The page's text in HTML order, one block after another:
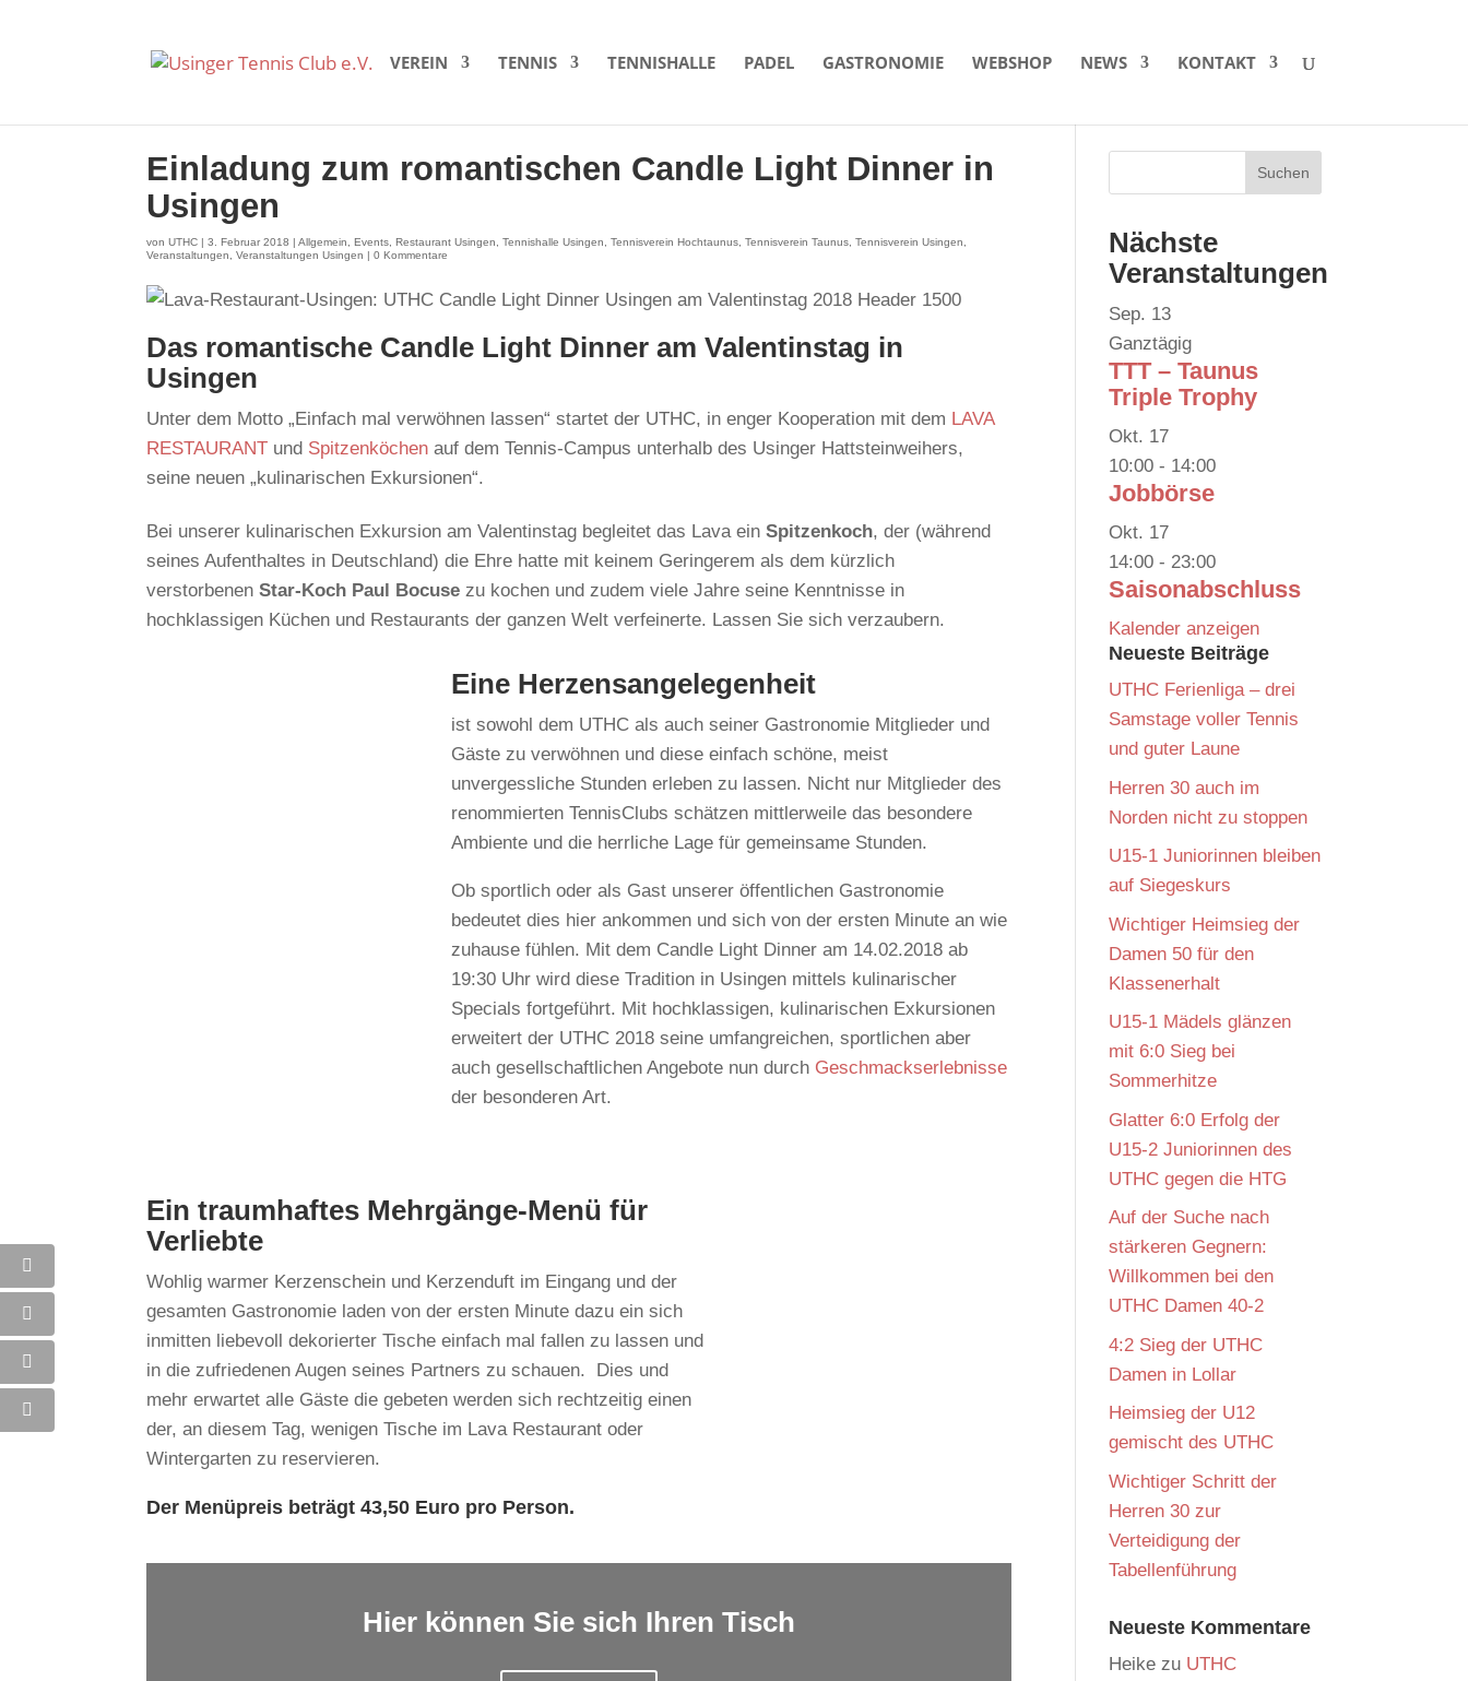
VEREIN TENNIS TENNISHALLE PADEL GASTRONOMIE WEBSHOP NEWS KONTAKT
Einladung zum romantischen Candle Light Dinner in
Usingen
vonUTHC |3. Februar 2018 |Allgemein ,Events ,Restaurant Usingen ,Tennishalle Usingen ,Tennisverein Hochtaunus ,Tennisverein Taunus ,Tennisverein Usingen
Veranstaltungen
,Veranstaltungen Usingen |0 Kommentare
Das romantische Candle Light Dinner am Valentinstag in
Usingen
Unter dem Motto „Einfach mal verwöhnen lassen“ startet der UTHC, in enger Kooperation mit dem LAVA
RESTAURANT und Spitzenköchen auf dem Tennis-Campus unterhalb des Usinger Hattsteinweihers,
seine neuen „kulinarischen Exkursionen“.
Bei unserer kulinarischen Exkursion am Valentinstag begleitet das Lava einSpitzenkoch, der (während
seines Aufenthaltes in Deutschland) die Ehre hatte mit keinem Geringerem als dem kürzlich
verstorbenenStar-Koch Paul Bocuse zu kochen und zudem viele Jahre seine Kenntnisse in
hochklassigen Küchen und Restaurants der ganzen Welt verfeinerte. Lassen Sie sich verzaubern.
Eine Herzensangelegenheit
ist sowohl dem UTHC als auch seiner Gastronomie Mitglieder und
Gäste zu verwöhnen und diese einfach schöne, meist
unvergessliche Stunden erleben zu lassen. Nicht nur Mitglieder des
renommierten TennisClubs schätzen mittlerweile das besondere
Ambiente und die herrliche Lage für gemeinsame Stunden.
Ob sportlich oder als Gast unserer öffentlichen Gastronomie
bedeutet dies hier ankommen und sich von der ersten Minute an wie
zuhause fühlen. Mit dem Candle Light Dinner am 14.02.2018 ab
19:30 Uhr wird diese Tradition in Usingen mittels kulinarischer
Specials fortgeführt. Mit hochklassigen, kulinarischen Exkursionen
erweitert der UTHC 2018 seine umfangreichen, sportlichen aber
auch gesellschaftlichen Angebote nun durch Geschmackserlebnisse
der besonderen Art.
Ein traumhaftes Mehrgänge-Menü für
Verliebte
Wohlig warmer Kerzenschein und Kerzenduft im Eingang und der
gesamten Gastronomie laden von der ersten Minute dazu ein sich
inmitten liebevoll dekorierter Tische einfach mal fallen zu lassen und
in die zufriedenen Augen seines Partners zu schauen. Dies und
mehr erwartet alle Gäste die gebeten werden sich rechtzeitig einen
der, an diesem Tag, wenigen Tische im Lava Restaurant oder
Wintergarten zu reservieren.
Der Menüpreis beträgt 43,50 Euro pro Person.
Hier können Sie sich Ihren Tisch
Nächste
Veranstaltungen
Sep. 13
Ganztägig
TTT – Taunus
Triple Trophy
Okt. 17
10:00 - 14:00
Jobbörse
Okt. 17
14:00 - 23:00
Saisonabschluss
Kalender anzeigen
Neueste Beiträge
UTHC Ferienliga – drei
Samstage voller Tennis
und guter Laune
Herren 30 auch im
Norden nicht zu stoppen
U15-1 Juniorinnen bleiben
auf Siegeskurs
Wichtiger Heimsieg der
Damen 50 für den
Klassenerhalt
U15-1 Mädels glänzen
mit 6:0 Sieg bei
Sommerhitze
Glatter 6:0 Erfolg der
U15-2 Juniorinnen des
UTHC gegen die HTG
Auf der Suche nach
stärkeren Gegnern:
Willkommen bei den
UTHC Damen 40-2
4:2 Sieg der UTHC
Damen in Lollar
Heimsieg der U12
gemischt des UTHC
Wichtiger Schritt der
Herren 30 zur
Verteidigung der
Tabellenführung
Neueste Kommentare
Heike zu UTHC